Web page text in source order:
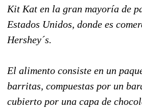
Kit Kat en la gran mayoría de
Estados Unidos, donde es
Hershey´s.
El alimento consiste en un
barritas, compuestas por un
cubierto por una capa de